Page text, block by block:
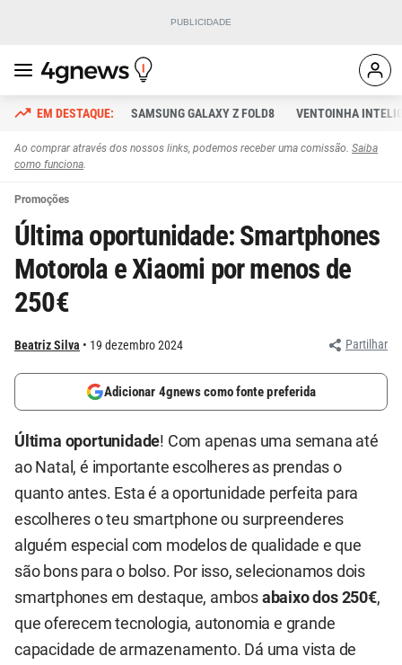
SAMSUNG GALAXY Z FOLD8 VENTOINHA
Ao comprar através dos nossos links, podemos receber uma comissão. Saiba
como funciona.
Promoções
Última oportunidade: Smartphones
Motorola e Xiaomi por menos de
250€
Beatriz Silva 19 dezembro 2024 Partilhar
Adicionar 4gnews como fonte preferida
Última oportunidade! Com apenas uma semana até
ao Natal, é importante escolheres as prendas o
quanto antes. Esta é a oportunidade perfeita para
escolheres o teu smartphone ou surpreenderes
alguém especial com modelos de qualidade e que
são bons para o bolso. Por isso, selecionamos dois
smartphones em destaque, ambos abaixo dos 250€,
que oferecem tecnologia, autonomia e grande
capacidade de armazenamento. Dá uma vista de